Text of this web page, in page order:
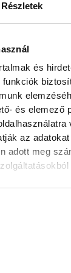
Részletek
és
és elemező
az
adott meg
a paksi
nem